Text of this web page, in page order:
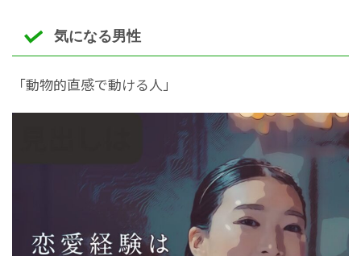
気になる男性
「動物的直感で動ける人」